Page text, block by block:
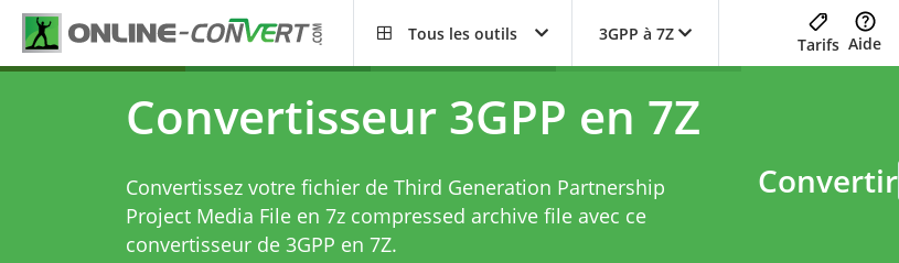
Tous les outils 3GPP à 7Z
Tarifs Aide
Convertisseur 3GPP en 7Z
Convertissez votre fichier de Third Generation Partnership
Project Media File en 7z compressed archive file avec ce
convertisseur de 3GPP en 7Z.
Convertir